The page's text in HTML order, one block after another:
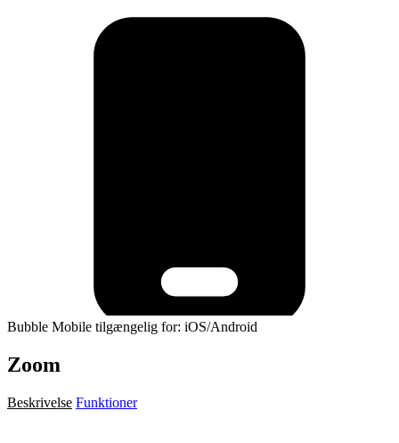
Bubble Mobile tilgængelig for: iOS/Android
Zoom
Beskrivelse Funktioner